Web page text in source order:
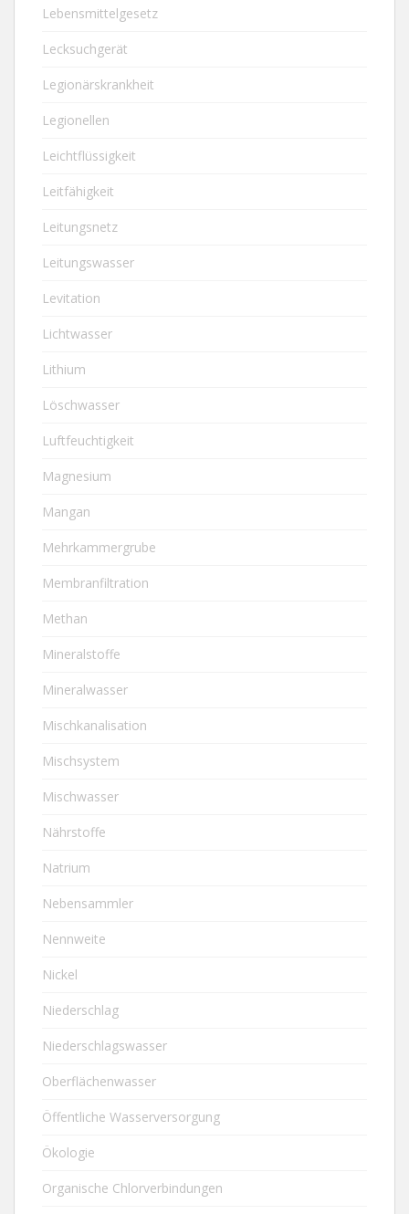
Lebensmittelgesetz
Lecksuchgerät
Legionärskrankheit
Legionellen
Leichtflüssigkeit
Leitfähigkeit
Leitungsnetz
Leitungswasser
Levitation
Lichtwasser
Lithium
Löschwasser
Luftfeuchtigkeit
Magnesium
Mangan
Mehrkammergrube
Membranfiltration
Methan
Mineralstoffe
Mineralwasser
Mischkanalisation
Mischsystem
Mischwasser
Nährstoffe
Natrium
Nebensammler
Nennweite
Nickel
Niederschlag
Niederschlagswasser
Oberflächenwasser
Öffentliche Wasserversorgung
Ökologie
Organische Chlorverbindungen